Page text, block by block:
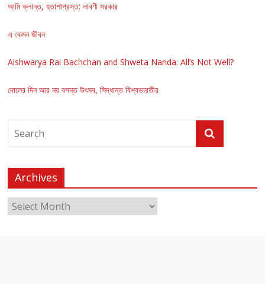
আমি ক্লান্ত, হতাশাগ্রস্ত: লাবণী সরকার
এ কেমন জীবন
Aishwarya Rai Bachchan and Shweta Nanda: All’s Not Well?
দোলের দিন আর নয় বসন্ত উৎসব, সিদ্ধান্ত বিশ্বভারতীর
Archives